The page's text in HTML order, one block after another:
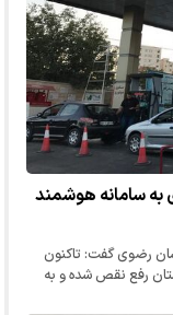
به سامانه هوشمند
رضوی گفت: تاکنون
رفع نقص شده و به